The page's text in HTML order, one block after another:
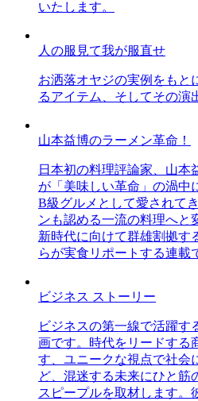
いたします。
人の服見て我が服直せ
お洒落オヤジの実例をもと
るアイテム、そしてその演
山本益博のラーメン革命！
日本初の料理評論家、山本
が「美味しい革命」の渦中
B級グルメとして愛されて
ンも認める一流の料理へと
新時代に向けて群雄割拠す
らが実食リポートする連載
ビジネス ストーリー
ビジネスの第一線で活躍す
画です。時代をリードする
す、ユニークな視点で社会
ど、混迷する未来にひと筋
スピープルを取材します。